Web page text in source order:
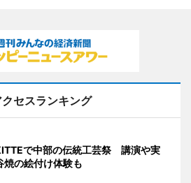
クセスランキング
で中部の伝統工芸祭 講演や実
焼の絵付け体験も